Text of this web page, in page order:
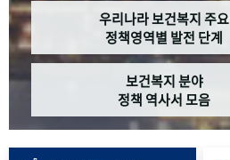
우리나라 보건복지 주요
정책영역별 발전 단계
보건복지 분야
정책 역사서 모음